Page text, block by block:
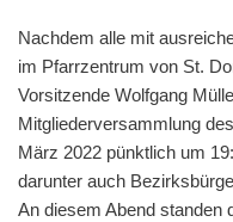
Nachdem alle mit
im Pfarrzentrum von St.
Vorsitzende Wolfgang
Mitgliederversammlung
März 2022 pünktlich um
darunter auch
An diesem Abend standen